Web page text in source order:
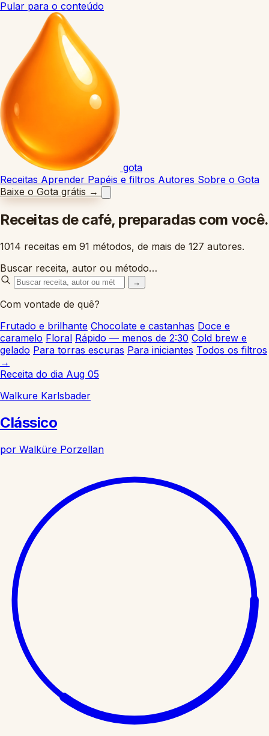
Pular para o conteúdo
gota
Receitas Aprender Papéis e filtros Autores Sobre o Gota
Baixe o Gota grátis →
Receitas de café, preparadas com você.
1014 receitas em 91 métodos, de mais de 127 autores.
Buscar receita, autor ou método…
→
Com vontade de quê?
Frutado e brilhante Chocolate e castanhas Doce e
caramelo Floral Rápido — menos de 2:30 Cold brew e
gelado Para torras escuras Para iniciantes Todos os filtros
→
Receita do dia Aug 05
Walkure Karlsbader
Clássico
por Walküre Porzellan